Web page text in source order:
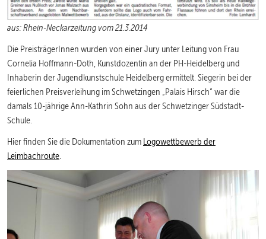
aus: Rhein-Neckarzeitung vom 21.3.2014
Die PreisträgerInnen wurden von einer Jury unter Leitung von Frau
Cornelia Hoffmann-Doth, Kunstdozentin an der PH-Heidelberg und
Inhaberin der Jugendkunstschule Heidelberg ermittelt. Siegerin bei der
feierlichen Preisverleihung im Schwetzingen „Palais Hirsch“ war die
damals 10-jährige Ann-Kathrin Sohn aus der Schwetzinger Südstadt-
Schule.
Hier finden Sie die Dokumentation zum Logowettbewerb der
Leimbachroute.